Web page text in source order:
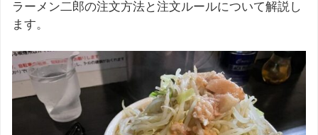
ラーメン二郎の注文方法と注文ルールについて解説し
ます。